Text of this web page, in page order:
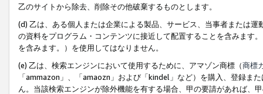
乙のサイトから除去、削除その他破棄するものとします。
(d) 乙は、ある個人または企業による製品、サービス、当事者または
の資料をプログラム・コンテンツに接近して配置することを含みます
を含みます。）を使用してはなりません。
(e) 乙は、検索エンジンにおいて使用するために、アマゾン商標（商標
「ammazon」、「amaozn」および「kindel」など）を購入、登録ま
ん。当該検索エンジンが除外機能を有する場合、甲の要請があれば、